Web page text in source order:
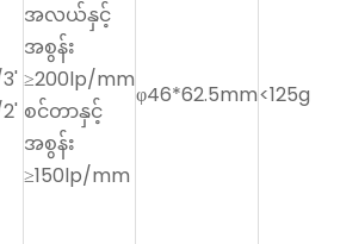
အလယ်နှင့်
အစွန်း
≥200lp/mm
စင်တာနှင့်
အစွန်း
≥150lp/mm
φ46*62.5mm<125g